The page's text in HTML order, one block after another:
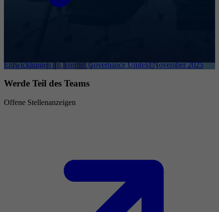
Entwicklungen im Internet Governance Umfeld November 2025
Werde Teil des Teams
Offene Stellenanzeigen